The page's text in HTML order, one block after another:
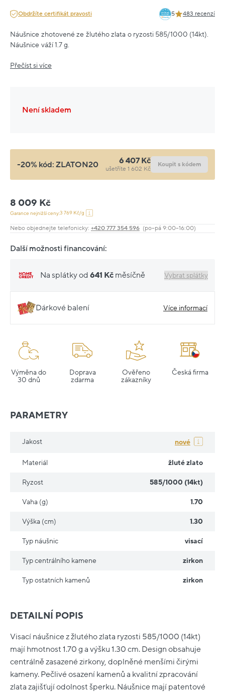
Obdržíte certifikát pravosti 5 483 recenzí
Náušnice zhotovené ze žlutého zlata o ryzosti 585/1000 (14kt).
Náušnice váží 1.7 g.
Přečíst si více
Není skladem
-20% kód: ZLATON20 6 407 Kč
ušetříte 1 602 Kč
Koupit s kódem
8 009 Kč
Garance nejnižší ceny:3 769 Kč/g
Nebo objednejte telefonicky: +420 777 354 596 (po–pá 9:00–16:00)
Další možnosti financování:
Na splátky od 641 Kč měsíčně Vybrat splátky
Dárkové balení Více informací
Výměna do
30 dnů
Doprava
zdarma
Ověřeno
zákazníky
Česká firma
DETAILNÍ POPIS
Visací náušnice z žlutého zlata ryzosti 585/1000 (14kt)
mají hmotnost 1.70 g a výšku 1.30 cm. Design obsahuje
centrálně zasazené zirkony, doplněné menšími čirými
kameny. Pečlivé osazení kamenů a kvalitní zpracování
zlata zajišťují odolnost šperku. Náušnice mají patentové
PARAMETRY
Jakost nové
Materiál žluté zlato
Ryzost 585/1000 (14kt)
Vaha (g) 1.70
Výška (cm) 1.30
Typ náušnic visací
Typ centrálního kamene zirkon
Typ ostatních kamenů zirkon